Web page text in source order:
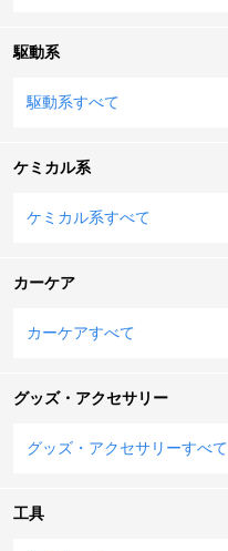
駆動系
駆動系すべて
ケミカル系
ケミカル系すべて
カーケア
カーケアすべて
グッズ・アクセサリー
グッズ・アクセサリーすべて
工具